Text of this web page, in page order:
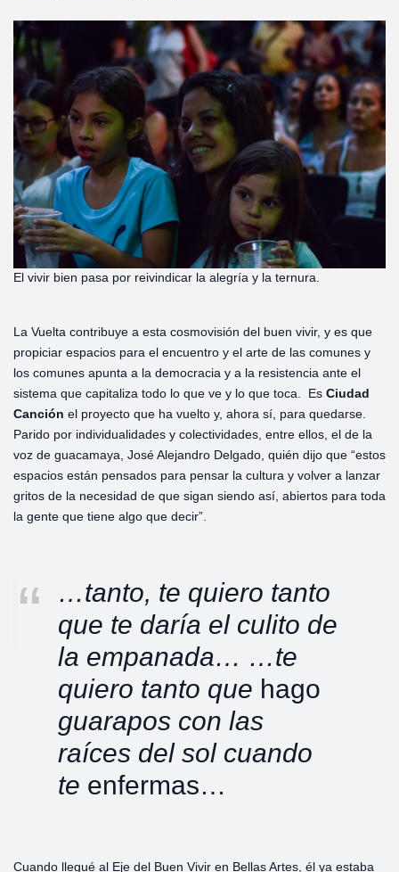
El vivir bien pasa por reivindicar la alegría y la ternura.
La Vuelta contribuye a esta cosmovisión del buen vivir, y es que
propiciar espacios para el encuentro y el arte de las comunes y
los comunes apunta a la democracia y a la resistencia ante el
sistema que capitaliza todo lo que ve y lo que toca. Es Ciudad
Canción el proyecto que ha vuelto y, ahora sí, para quedarse.
Parido por individualidades y colectividades, entre ellos, el de la
voz de guacamaya, José Alejandro Delgado, quién dijo que “estos
espacios están pensados para pensar la cultura y volver a lanzar
gritos de la necesidad de que sigan siendo así, abiertos para toda
la gente que tiene algo que decir”.
…tanto, te quiero tanto
que te daría el culito de
la empanada… …te
quiero tanto que hago
guarapos con las
raíces del sol cuando
te enfermas…
Cuando llegué al Eje del Buen Vivir en Bellas Artes, él ya estaba